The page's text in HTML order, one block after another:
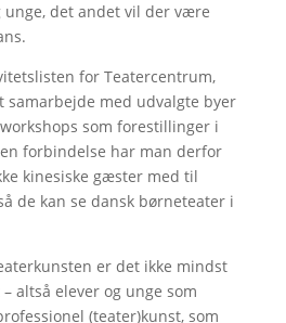
det andet vil der være
for Teatercentrum,
samarbejde med udvalgte byer
som forestillinger i
forbindelse har man derfor
kinesiske gæster med til
de kan se dansk børneteater i
er det ikke mindst
altså elever og unge som
(teater)kunst, som